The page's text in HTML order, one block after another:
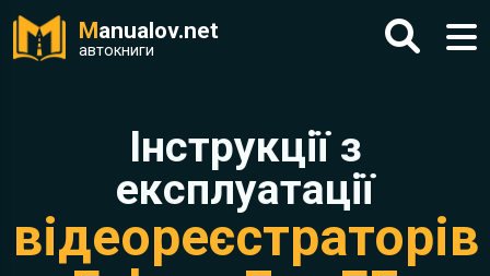
Manualov.net
автокниги
Інструкції з
експлуатації
відеореєстраторів